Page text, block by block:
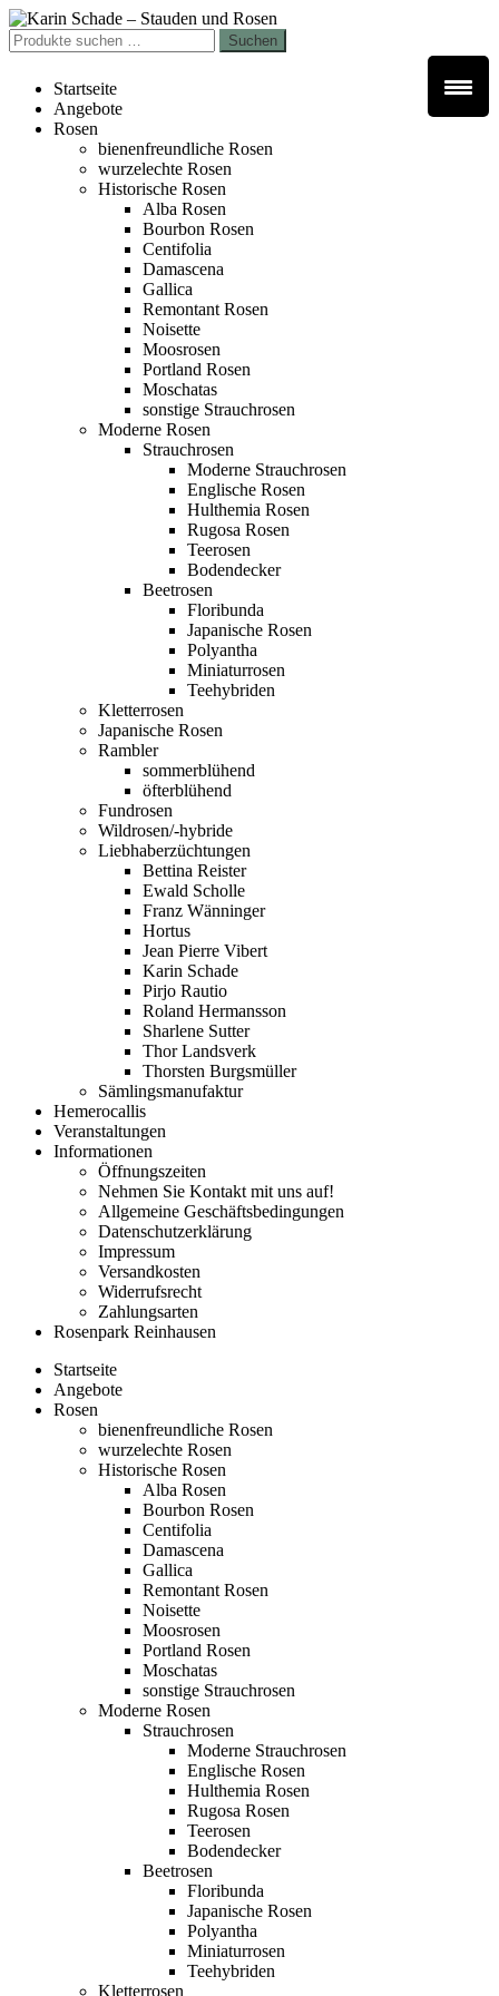
Zur
Navigation
springen
Zum
Inhalt
springen
Suchen
nach:
Suchen
Startseite
Angebote
Rosen
bienenfreundliche Rosen
wurzelechte Rosen
Historische Rosen
Alba Rosen
Bourbon Rosen
Centifolia
Damascena
Gallica
Remontant Rosen
Noisette
Moosrosen
Portland Rosen
Moschatas
sonstige Strauchrosen
Moderne Rosen
Strauchrosen
Moderne Strauchrosen
Englische Rosen
Hulthemia Rosen
Rugosa Rosen
Teerosen
Bodendecker
Beetrosen
Floribunda
Japanische Rosen
Polyantha
Miniaturrosen
Teehybriden
Kletterrosen
Japanische Rosen
Rambler
sommerblühend
öfterblühend
Fundrosen
Wildrosen/-hybride
Liebhaberzüchtungen
Bettina Reister
Ewald Scholle
Franz Wänninger
Hortus
Jean Pierre Vibert
Karin Schade
Pirjo Rautio
Roland Hermansson
Sharlene Sutter
Thor Landsverk
Thorsten Burgsmüller
Sämlingsmanufaktur
Hemerocallis
Veranstaltungen
Informationen
Öffnungszeiten
Nehmen Sie Kontakt mit uns auf!
Allgemeine Geschäftsbedingungen
Datenschutzerklärung
Impressum
Versandkosten
Widerrufsrecht
Zahlungsarten
Rosenpark Reinhausen
Startseite
Angebote
Rosen
bienenfreundliche Rosen
wurzelechte Rosen
Historische Rosen
Alba Rosen
Bourbon Rosen
Centifolia
Damascena
Gallica
Remontant Rosen
Noisette
Moosrosen
Portland Rosen
Moschatas
sonstige Strauchrosen
Moderne Rosen
Strauchrosen
Moderne Strauchrosen
Englische Rosen
Hulthemia Rosen
Rugosa Rosen
Teerosen
Bodendecker
Beetrosen
Floribunda
Japanische Rosen
Polyantha
Miniaturrosen
Teehybriden
Kletterrosen